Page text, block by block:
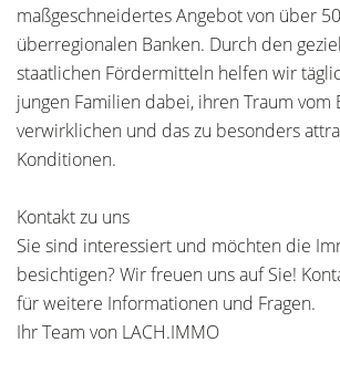
maßgeschneidertes Angebot von über
überregionalen Banken. Durch den
staatlichen Fördermitteln helfen wir
jungen Familien dabei, ihren Traum vom
verwirklichen und das zu besonders
Konditionen.
Kontakt zu uns
Sie sind interessiert und möchten die
besichtigen? Wir freuen uns auf Sie!
für weitere Informationen und Fragen.
Ihr Team von LACH.IMMO